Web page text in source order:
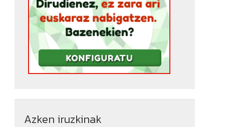
Azken iruzkinak